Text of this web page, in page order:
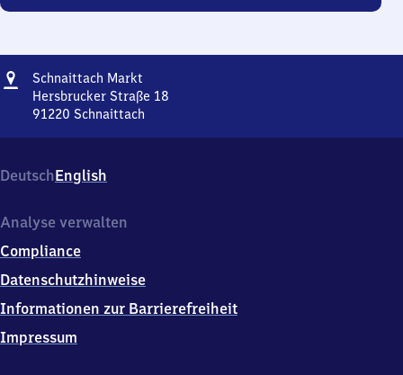
Adresse
Schnaittach Markt
Markt
Hersbrucker Straße 18
91220 Schnaittach
Hersbrucker
Straße
9
2
2
Schnaittach
DeutschEnglish
Analyse verwalten
Compliance
Datenschutzhinweise
Informationen zur Barrierefreiheit
Impressum